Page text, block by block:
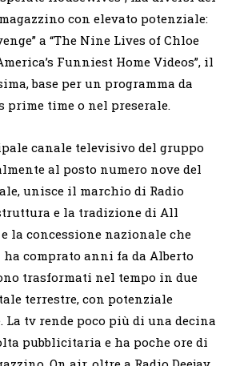
con elevato potenziale:
a “The Nine Lives of Chloe
Funniest Home Videos”, il
base per un programma da
prime time o nel preserale.
canale televisivo del gruppo
al posto numero nove del
unisce il marchio di Radio
e la tradizione di All
la concessione nazionale che
ha comprato anni fa da Alberto
trasformati nel tempo in due
terrestre, con potenziale
La tv rende poco più di una decina
pubblicitaria e ha poche ore di